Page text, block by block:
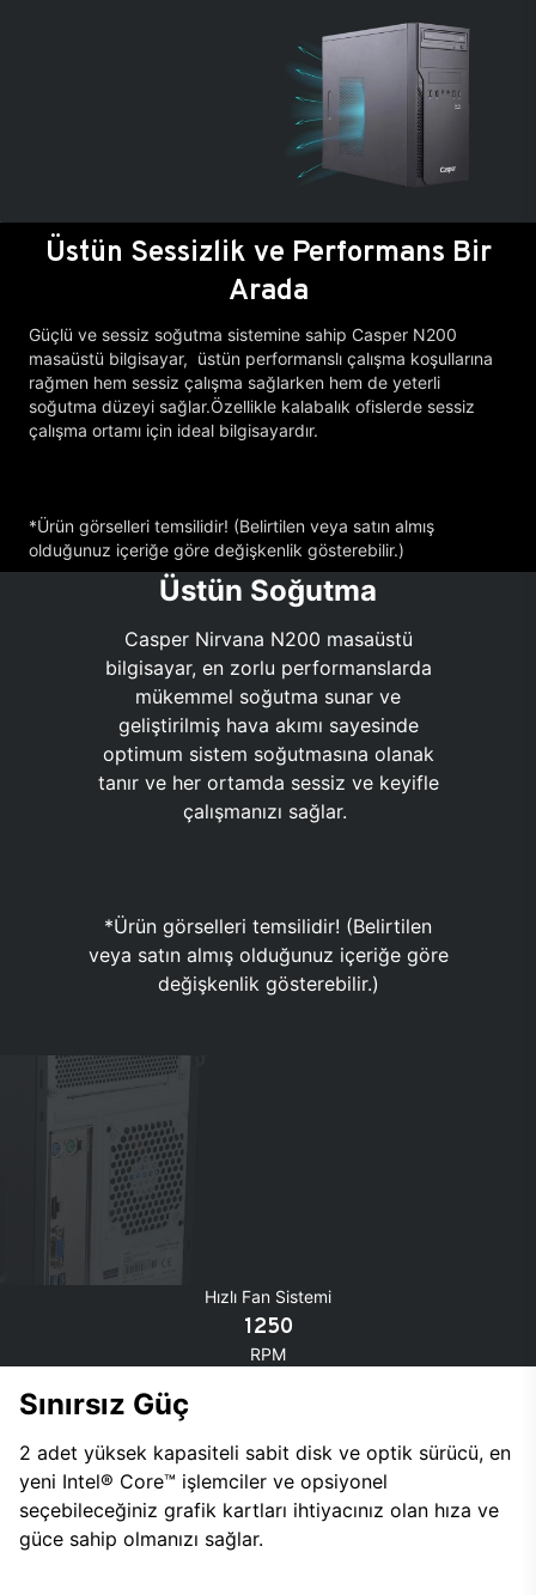
Üstün Sessizlik ve Performans Bir
Arada
Güçlü ve sessiz soğutma sistemine sahip Casper N200
masaüstü bilgisayar, üstün performanslı çalışma koşullarına
rağmen hem sessiz çalışma sağlarken hem de yeterli
soğutma düzeyi sağlar.Özellikle kalabalık ofislerde sessiz
çalışma ortamı için ideal bilgisayardır.
*Ürün görselleri temsilidir! (Belirtilen veya satın almış
olduğunuz içeriğe göre değişkenlik gösterebilir.)
Üstün Soğutma
Casper Nirvana N200 masaüstü
bilgisayar, en zorlu performanslarda
mükemmel soğutma sunar ve
geliştirilmiş hava akımı sayesinde
optimum sistem soğutmasına olanak
tanır ve her ortamda sessiz ve keyifle
çalışmanızı sağlar.
*Ürün görselleri temsilidir! (Belirtilen
veya satın almış olduğunuz içeriğe göre
değişkenlik gösterebilir.)
Hızlı Fan Sistemi
1250
RPM
Sınırsız Güç
2 adet yüksek kapasiteli sabit disk ve optik sürücü, en
yeni Intel® Core™ işlemciler ve opsiyonel
seçebileceğiniz grafik kartları ihtiyacınız olan hıza ve
güce sahip olmanızı sağlar.